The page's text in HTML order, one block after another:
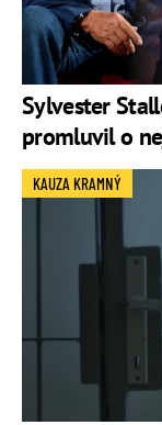
Sylvester
promluvil o
KAUZA KRAMNÝ